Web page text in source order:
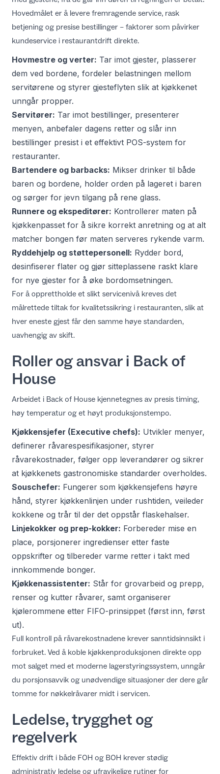
Hovedmålet er å levere fremragende service, rask
betjening og presise bestillinger – faktorer som påvirker
kundeservice i restaurantdrift direkte.
Hovmestre og verter: Tar imot gjester, plasserer
dem ved bordene, fordeler belastningen mellom
servitørene og styrer gjesteflyten slik at kjøkkenet
unngår propper.
Servitører: Tar imot bestillinger, presenterer
menyen, anbefaler dagens retter og slår inn
bestillinger presist i et effektivt POS-system for
restauranter.
Bartendere og barbacks: Mikser drinker til både
baren og bordene, holder orden på lageret i baren
og sørger for jevn tilgang på rene glass.
Runnere og ekspeditører: Kontrollerer maten på
kjøkkenpasset for å sikre korrekt anretning og at alt
matcher bongen før maten serveres rykende varm.
Ryddehjelp og støttepersonell: Rydder bord,
desinfiserer flater og gjør sitteplassene raskt klare
for nye gjester for å øke bordomsetningen.
For å opprettholde et slikt servicenivå kreves det
målrettede tiltak for kvalitetssikring i restauranten, slik at
hver eneste gjest får den samme høye standarden,
uavhengig av skift.
Roller og ansvar i Back of
House
Arbeidet i Back of House kjennetegnes av presis timing,
høy temperatur og et høyt produksjonstempo.
Kjøkkensjefer (Executive chefs): Utvikler menyer,
definerer råvarespesifikasjoner, styrer
råvarekostnader, følger opp leverandører og sikrer
at kjøkkenets gastronomiske standarder overholdes.
Souschefer: Fungerer som kjøkkensjefens høyre
hånd, styrer kjøkkenlinjen under rushtiden, veileder
kokkene og trår til der det oppstår flaskehalser.
Linjekokker og prep-kokker: Forbereder mise en
place, porsjonerer ingredienser etter faste
oppskrifter og tilbereder varme retter i takt med
innkommende bonger.
Kjøkkenassistenter: Står for grovarbeid og prepp,
renser og kutter råvarer, samt organiserer
kjølerommene etter FIFO-prinsippet (først inn, først
ut).
Full kontroll på råvarekostnadene krever sanntidsinnsikt i
forbruket. Ved å koble kjøkkenproduksjonen direkte opp
mot salget med et moderne lagerstyringssystem, unngår
du porsjonsavvik og unødvendige situasjoner der dere går
tomme for nøkkelråvarer midt i servicen.
Ledelse, trygghet og
regelverk
Effektiv drift i både FOH og BOH krever stødig
administrativ ledelse og ufravikelige rutiner for